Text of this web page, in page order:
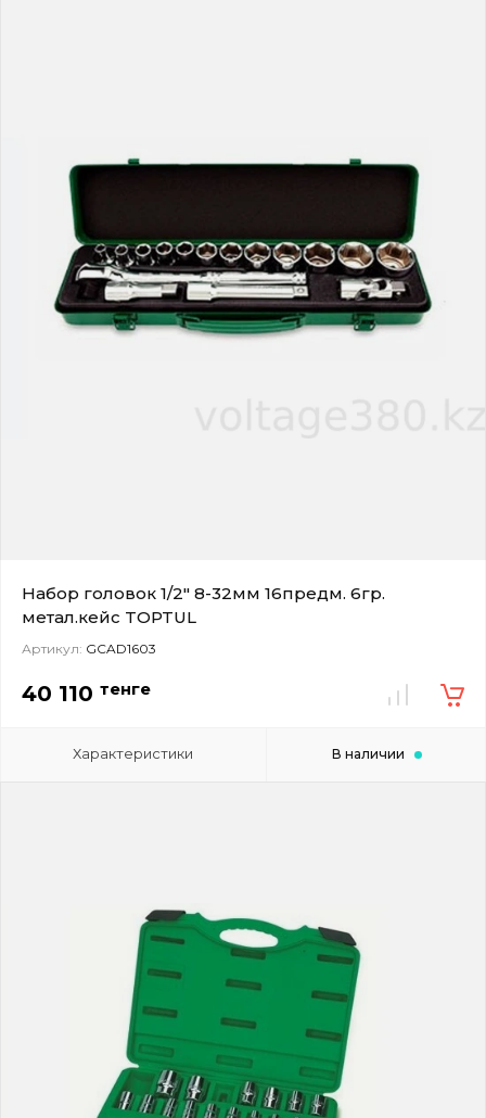
Набор головок 1/2" 8-32мм 16предм. 6гр.
метал.кейс TOPTUL
Артикул: GCAD1603
40 110 тенге
Характеристики В наличии